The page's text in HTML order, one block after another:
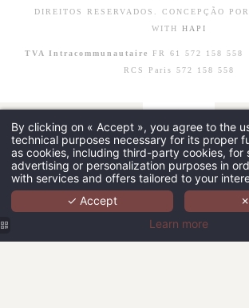
DIREITOS RESERVADOS. CONCEPÇÃO POR
WITH HAPI
TVA Intracommunautaire FR 61 572 158 558
RCS Paris 572 158 558
By clicking on « Accept », you agree to the
technical purposes necessary for its proper
as cookies, including third-party cookies, for
advertising or personalization purposes in
with services and offers tailored to your
✓ Accept
Learn more